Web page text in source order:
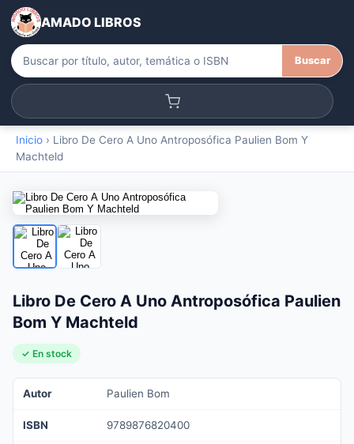
AMADO LIBROS
Buscar
Inicio › Libro De Cero A Uno Antroposófica Paulien Bom Y
Machteld
Libro De Cero A Uno Antroposófica Paulien
Bom Y Machteld
✓ En stock
Autor Paulien Bom
ISBN 9789876820400